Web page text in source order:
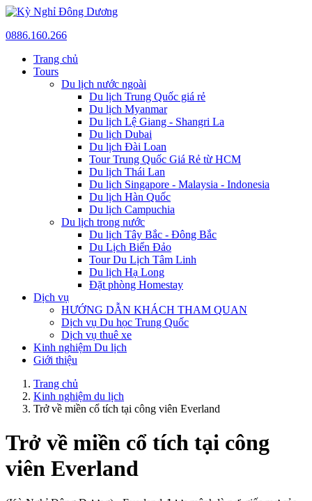
0886.160.266
Trang chủ
Tours
Du lịch nước ngoài
Du lịch Trung Quốc giá rẻ
Du lịch Myanmar
Du lịch Lệ Giang - Shangri La
Du lịch Dubai
Du lịch Đài Loan
Tour Trung Quốc Giá Rẻ từ HCM
Du lịch Thái Lan
Du lịch Singapore - Malaysia - Indonesia
Du lịch Hàn Quốc
Du lịch Campuchia
Du lịch trong nước
Du lịch Tây Bắc - Đông Bắc
Du Lịch Biển Đảo
Tour Du Lịch Tâm Linh
Du lịch Hạ Long
Đặt phòng Homestay
Dịch vụ
HƯỚNG DẪN KHÁCH THAM QUAN
Dịch vụ Du học Trung Quốc
Dịch vụ thuê xe
Kinh nghiệm Du lịch
Giới thiệu
Trang chủ
Kinh nghiệm du lịch
Trở về miền cổ tích tại công viên Everland
Trở về miền cổ tích tại công
viên Everland